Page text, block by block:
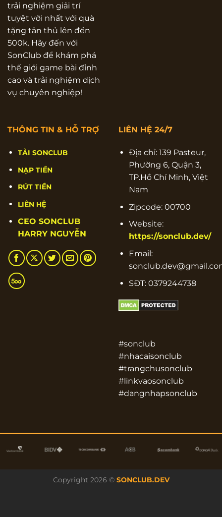
trải nghiệm giải trí
tuyệt vời nhất với quà
tặng tân thủ lên đến
500k. Hãy đến với
SonClub để khám phá
thế giới game bài đỉnh
cao và trải nghiệm dịch
vụ chuyên nghiệp!
THÔNG TIN & HỖ TRỢ
TẢI SONCLUB
NẠP TIỀN
RÚT TIỀN
LIÊN HỆ
CEO SONCLUB
HARRY NGUYỄN
LIÊN HỆ 24/7
Địa chỉ: 139 Pasteur,
Phường 6, Quận 3,
TP.Hồ Chí Minh, Việt
Nam
Zipcode: 00700
Website:
https://sonclub.dev/
Email:
SĐT: 0379244738
#sonclub
#nhacaisonclub
#trangchusonclub
#linkvaosonclub
#dangnhapsonclub
Copyright 2026 © SONCLUB.DEV